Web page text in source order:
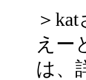
＞
えー
は、